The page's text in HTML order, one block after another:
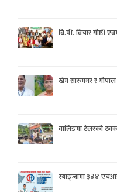
बि.पी. विचार गोष्ठी
खेम सारुमगर र गोपाल
वालिङमा टेलरको
स्याङ्जामा ३४४